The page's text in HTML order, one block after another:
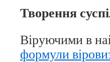
Творення
Віруючими в
формули